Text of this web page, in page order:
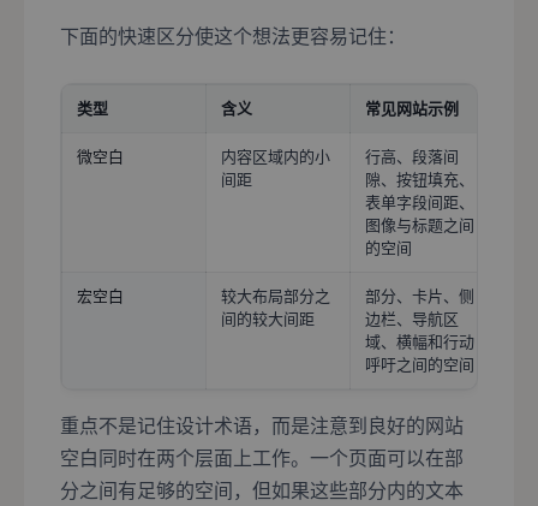
下面的快速区分使这个想法更容易记住：
类型 含义 常见网站示例
微空白
内容区域内的小
间距
行高、段落间
隙、按钮填充、
表单字段间距、
图像与标题之间
的空间
宏空白
较大布局部分之
间的较大间距
部分、卡片、侧
边栏、导航区
域、横幅和行动
呼吁之间的空间
重点不是记住设计术语，而是注意到良好的网站
空白同时在两个层面上工作。一个页面可以在部
分之间有足够的空间，但如果这些部分内的文本